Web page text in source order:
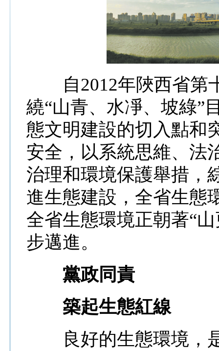
自2012年陜西省第
繞“山青、水凈、坡綠”
態文明建設的切入點和
安全，以系統思維、法
治理和環境保護舉措，
進生態建設，全省生態
全省生態環境正朝著“
步邁進。
黨政同責
築起生態紅線
良好的生態環境，是